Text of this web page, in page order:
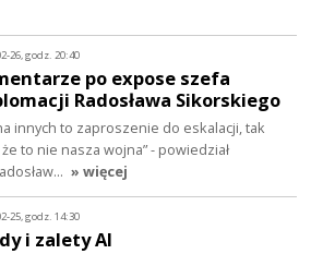
26, godz. 20:40
po expose szefa
Radosława Sikorskiego
innych to zaproszenie do eskalacji, tak
to nie nasza wojna” - powiedział
» więcej
25, godz. 14:30
i zalety AI